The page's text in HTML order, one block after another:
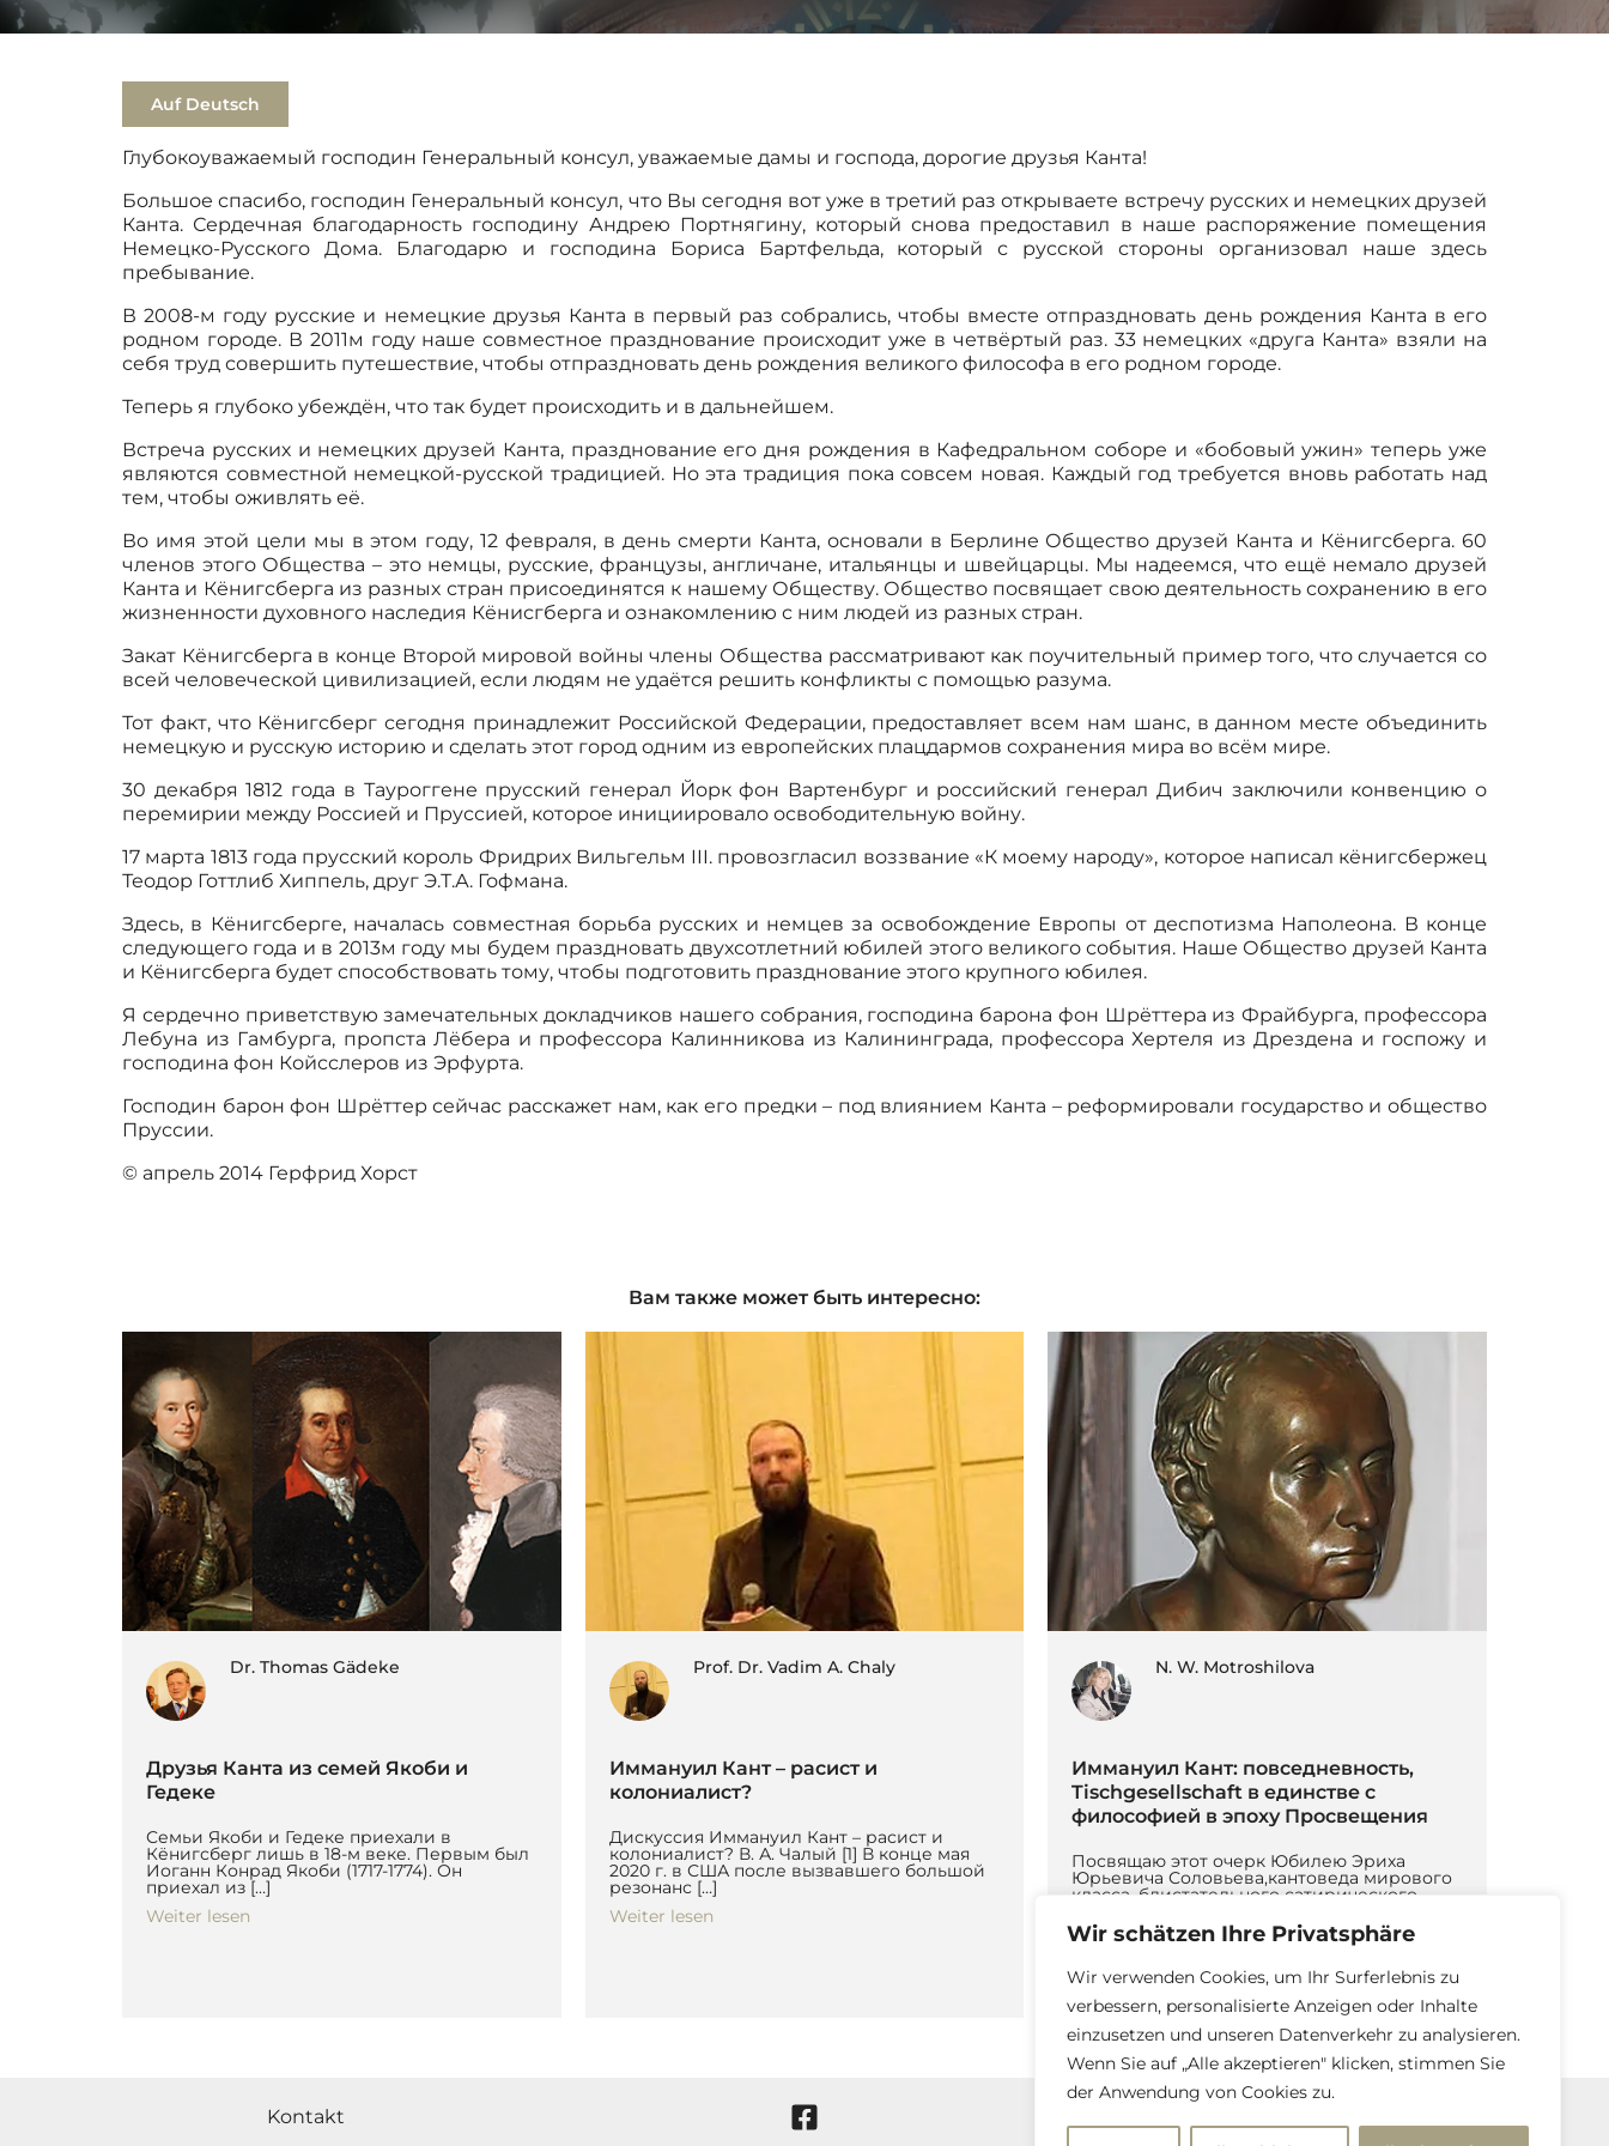
Wir schätzen Ihre Privatsphäre
Wir verwenden Cookies, um Ihr Surferlebnis zu
verbessern, personalisierte Anzeigen oder Inhalte
einzusetzen und unseren Datenverkehr zu analysieren.
Wenn Sie auf „Alle akzeptieren" klicken, stimmen Sie
der Anwendung von Cookies zu.
Auf Deutsch
Глубокоуважаемый господин Генеральный консул, уважаемые дамы и господа, дорогие друзья Канта!
Большое спасибо, господин Генеральный консул, что Вы сегодня вот уже в третий раз открываете встречу русских и немецких друзей
Канта. Сердечная благодарность господину Андрею Портнягину, который снова предоставил в наше распоряжение помещения
Немецко-Русского Дома. Благодарю и господина Бориса Бартфельда, который с русской стороны организовал наше здесь
пребывание.
В 2008-м году русские и немецкие друзья Канта в первый раз собрались, чтобы вместе отпраздновать день рождения Канта в его
родном городе. В 2011м году наше совместное празднование происходит уже в четвёртый раз. 33 немецких «друга Канта» взяли на
себя труд совершить путешествие, чтобы отпраздновать день рождения великого философа в его родном городе.
Теперь я глубоко убеждён, что так будет происходить и в дальнейшем.
Встреча русских и немецких друзей Канта, празднование его дня рождения в Кафедральном соборе и «бобовый ужин» теперь уже
являются совместной немецкой-русской традицией. Но эта традиция пока совсем новая. Каждый год требуется вновь работать над
тем, чтобы оживлять её.
Во имя этой цели мы в этом году, 12 февраля, в день смерти Канта, основали в Берлине Общество друзей Канта и Кёнигсберга. 60
членов этого Общества – это немцы, русские, французы, англичане, итальянцы и швейцарцы. Мы надеемся, что ещё немало друзей
Канта и Кёнигсберга из разных стран присоединятся к нашему Обществу. Общество посвящает свою деятельность сохранению в его
жизненности духовного наследия Кёнисгберга и ознакомлению с ним людей из разных стран.
Закат Кёнигсберга в конце Второй мировой войны члены Общества рассматривают как поучительный пример того, что случается со
всей человеческой цивилизацией, если людям не удаётся решить конфликты с помощью разума.
Тот факт, что Кёнигсберг сегодня принадлежит Российской Федерации, предоставляет всем нам шанс, в данном месте объединить
немецкую и русскую историю и сделать этот город одним из европейских плацдармов сохранения мира во всём мире.
30 декабря 1812 года в Тауроггене прусский генерал Йорк фон Вартенбург и российский генерал Дибич заключили конвенцию о
перемирии между Россией и Пруссией, которое инициировало освободительную войну.
17 марта 1813 года прусский король Фридрих Вильгельм III. провозгласил воззвание «К моему народу», которое написал кёнигсбержец
Теодор Готтлиб Хиппель, друг Э.Т.А. Гофмана.
Здесь, в Кёнигсберге, началась совместная борьба русских и немцев за освобождение Европы от деспотизма Наполеона. В конце
следующего года и в 2013м году мы будем праздновать двухсотлетний юбилей этого великого события. Наше Общество друзей Канта
и Кёнигсберга будет способствовать тому, чтобы подготовить празднование этого крупного юбилея.
Я сердечно приветствую замечательных докладчиков нашего собрания, господина барона фон Шрёттера из Фрайбурга, профессора
Лебуна из Гамбурга, пропста Лёбера и профессора Калинникова из Калининграда, профессора Хертеля из Дрездена и госпожу и
господина фон Койсслеров из Эрфурта.
Господин барон фон Шрёттер сейчас расскажет нам, как его предки – под влиянием Канта – реформировали государство и общество
Пруссии.
© апрель 2014 Герфрид Хорст
Вам также может быть интересно:
Dr. Thomas Gädeke
Друзья Канта из семей Якоби и
Гедеке
Семьи Якоби и Гедеке приехали в
Кёнигсберг лишь в 18-м веке. Первым был
Иоганн Конрад Якоби (1717-1774). Он
приехал из […]
Weiter lesen
Prof. Dr. Vadim A. Chaly
Иммануил Кант – расист и
колониалист?
Дискуссия Иммануил Кант – расист и
колониалист? В. А. Чалый [1] В конце мая
2020 г. в США после вызвавшего большой
резонанс […]
Weiter lesen
N. W. Motroshilova
Иммануил Кант: повседневность,
Tischgesellschaft в единстве с
философией в эпоху Просвещения
Посвящаю этот очерк Юбилею Эриха
Юрьевича Соловьева,кантоведа мирового
класса, блистательного сатирического
предрассудков, к произрастанию которых
равно […]
Weiter lesen
Kontakt